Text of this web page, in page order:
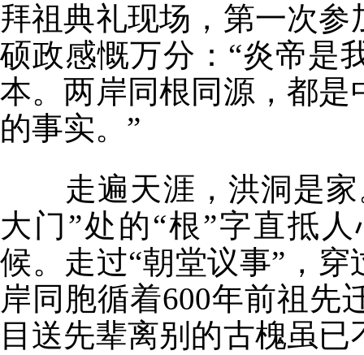
拜祖典礼现场，第一次
硕政感慨万分：“炎帝是
本。两岸同根同源，都
的事实。”
走遍天涯，洪洞是家
大门”处的“根”字直抵
候。走过“朝堂议事”，
岸同胞循着600年前祖先
目送先辈离别的古槐虽